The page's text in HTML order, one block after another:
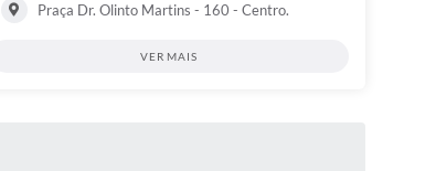
Praça Dr. Olinto Martins - 160 - Centro.
VER MAIS